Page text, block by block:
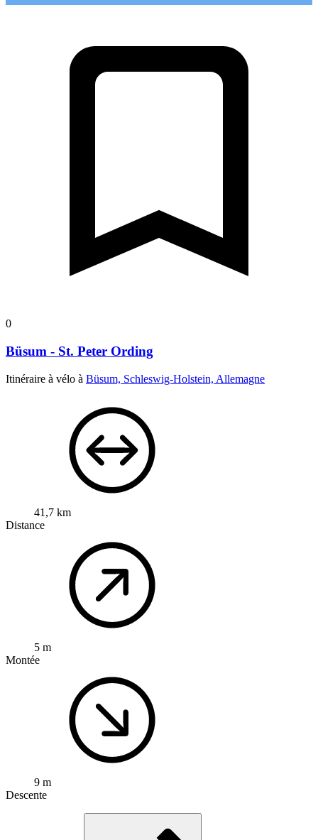
0
Büsum - St. Peter Ording
Itinéraire à vélo à Büsum, Schleswig-Holstein, Allemagne
41,7 km
Distance
5 m
Montée
9 m
Descente